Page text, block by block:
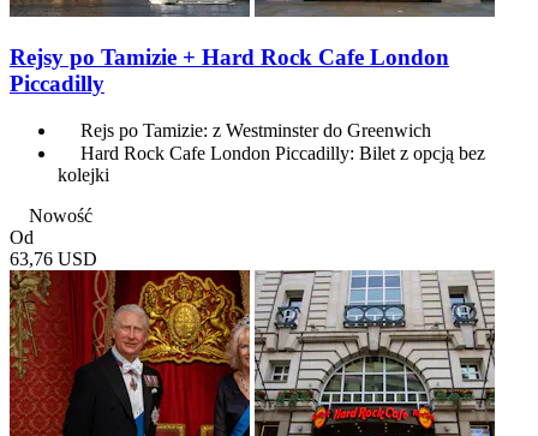
Rejsy po Tamizie + Hard Rock Cafe London
Piccadilly
Rejs po Tamizie: z Westminster do Greenwich
Hard Rock Cafe London Piccadilly: Bilet z opcją bez
kolejki
Nowość
Od
63,76 USD